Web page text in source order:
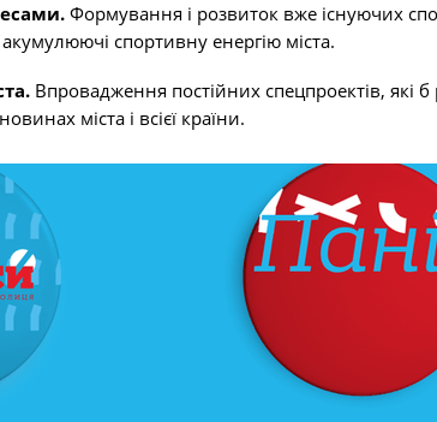
Формування і розвиток вже існуючих
спортивну енергію міста.
Впровадження постійних спецпроектів, які
міста і всієї країни.